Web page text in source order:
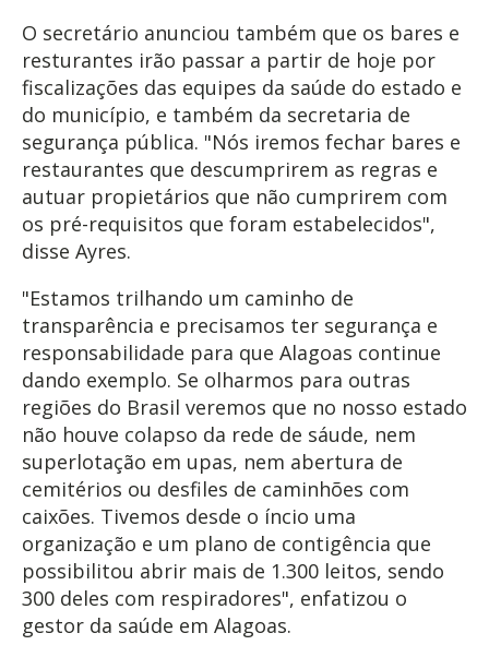
O secretário anunciou também que os bares e
resturantes irão passar a partir de hoje por
fiscalizações das equipes da saúde do estado e
do município, e também da secretaria de
segurança pública. "Nós iremos fechar bares e
restaurantes que descumprirem as regras e
autuar propietários que não cumprirem com
os pré-requisitos que foram estabelecidos",
disse Ayres.
"Estamos trilhando um caminho de
transparência e precisamos ter segurança e
responsabilidade para que Alagoas continue
dando exemplo. Se olharmos para outras
regiões do Brasil veremos que no nosso estado
não houve colapso da rede de sáude, nem
superlotação em upas, nem abertura de
cemitérios ou desfiles de caminhões com
caixões. Tivemos desde o íncio uma
organização e um plano de contigência que
possibilitou abrir mais de 1.300 leitos, sendo
300 deles com respiradores", enfatizou o
gestor da saúde em Alagoas.